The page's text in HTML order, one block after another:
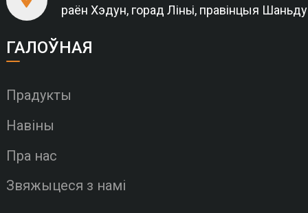
раён Хэдун, горад Ліньі, правінцыя
ГАЛОЎНАЯ
Прадукты
Навіны
Пра нас
Звяжыцеся з намі